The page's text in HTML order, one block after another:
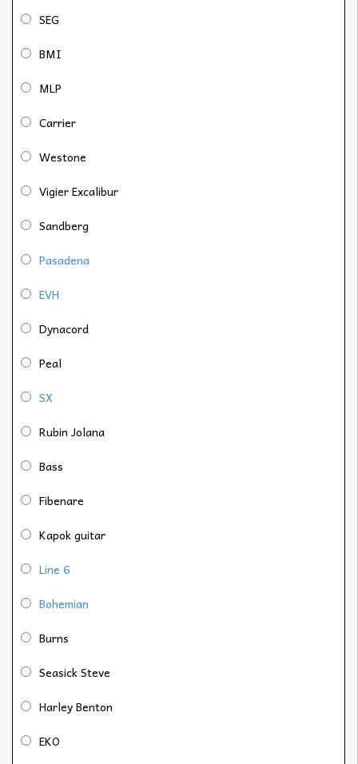
SEG
BMI
MLP
Carrier
Westone
Vigier Excalibur
Sandberg
Pasadena
EVH
Dynacord
Peal
SX
Rubin Jolana
Bass
Fibenare
Kapok guitar
Line 6
Bohemian
Burns
Seasick Steve
Harley Benton
EKO